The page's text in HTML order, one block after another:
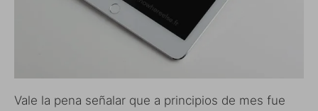
Vale la pena señalar que a principios de mes fue